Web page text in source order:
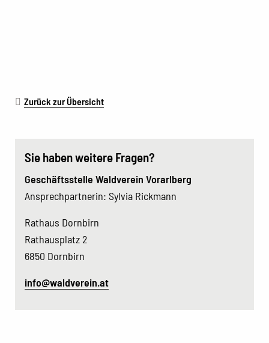
Zurück zur Übersicht
Sie haben weitere Fragen?
Geschäftsstelle Waldverein Vorarlberg
Ansprechpartnerin: Sylvia Rickmann
Rathaus Dornbirn
Rathausplatz 2
6850 Dornbirn
info@waldverein.at